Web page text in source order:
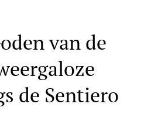
van de
de Sentiero